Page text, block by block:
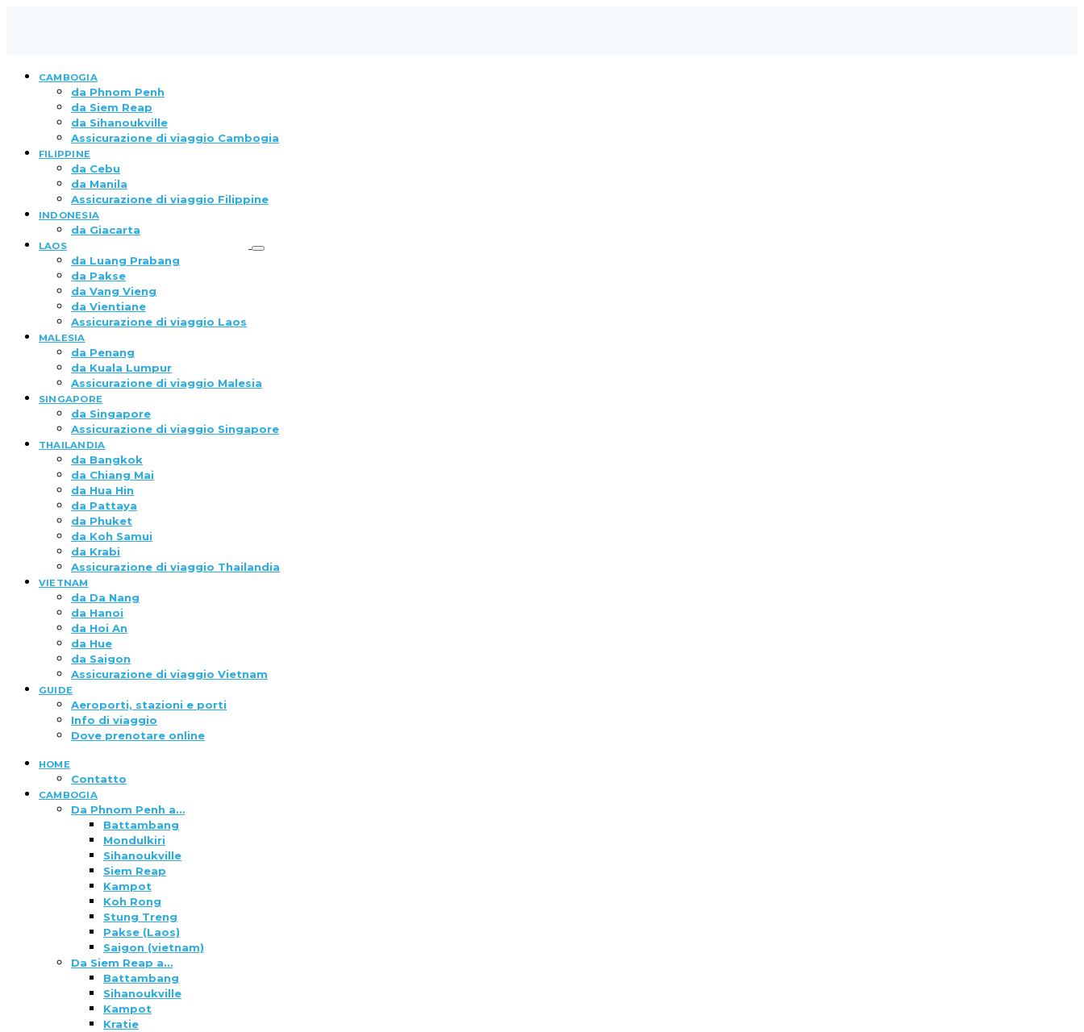
CAMBOGIA
da Phnom Penh
da Siem Reap
da Sihanoukville
Assicurazione di viaggio Cambogia
FILIPPINE
da Cebu
da Manila
Assicurazione di viaggio Filippine
INDONESIA
da Giacarta
LAOS
da Luang Prabang
da Pakse
da Vang Vieng
da Vientiane
Assicurazione di viaggio Laos
MALESIA
da Penang
da Kuala Lumpur
Assicurazione di viaggio Malesia
SINGAPORE
da Singapore
Assicurazione di viaggio Singapore
THAILANDIA
da Bangkok
da Chiang Mai
da Hua Hin
da Pattaya
da Phuket
da Koh Samui
da Krabi
Assicurazione di viaggio Thailandia
VIETNAM
da Da Nang
da Hanoi
da Hoi An
da Hue
da Saigon
Assicurazione di viaggio Vietnam
GUIDE
Aeroporti, stazioni e porti
Info di viaggio
Dove prenotare online
HOME
Contatto
CAMBOGIA
Da Phnom Penh a…
Battambang
Mondulkiri
Sihanoukville
Siem Reap
Kampot
Koh Rong
Stung Treng
Pakse (Laos)
Saigon (vietnam)
Da Siem Reap a…
Battambang
Sihanoukville
Kampot
Kratie